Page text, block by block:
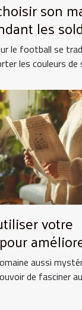
son
les
le football se
les couleurs de
votre
aussi
de fasciner